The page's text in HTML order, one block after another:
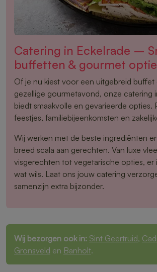
Catering in Eckelrade –
buffetten & gourmet
Of je nu kiest voor een uitgebreid buffet
gezellige gourmetavond, onze catering
biedt smaakvolle en gevarieerde opties.
feestjes, familiebijeenkomsten en
Wij werken met de beste ingrediënten
breed scala aan gerechten. Van luxe
visgerechten tot vegetarische opties, er
wat wils. Laat ons jouw catering
samenzijn extra bijzonder.
Wij bezorgen ook in: Sint Geertruid,
Gronsveld en Banholt.